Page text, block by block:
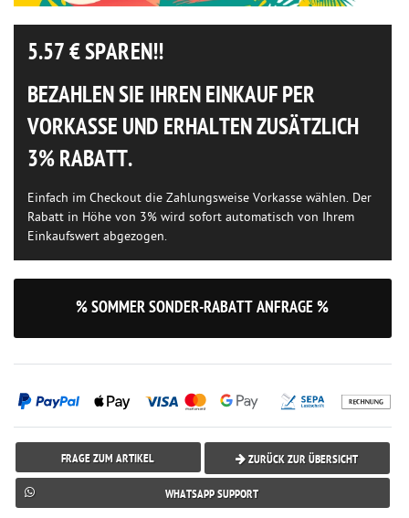
5.57€ SPAREN!!
BEZAHLEN SIE IHREN EINKAUF PER
VORKASSE UND ERHALTEN ZUSÄTZLICH
3% RABATT.
Einfach im Checkout die Zahlungsweise Vorkasse wählen. Der
Rabatt in Höhe von 3% wird sofort automatisch von Ihrem
Einkaufswert abgezogen.
% SOMMER SONDER-RABATT ANFRAGE %
FRAGE ZUM ARTIKEL ZURÜCK ZUR ÜBERSICHT
WHATSAPP SUPPORT